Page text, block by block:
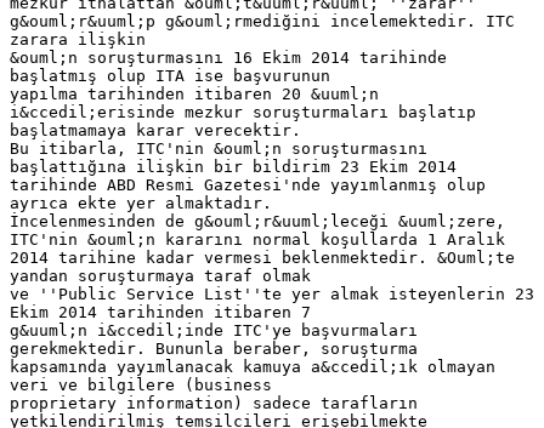
g&ouml;r&uuml;p g&ouml;rmediğini incelemektedir. ITC
zarara ilişkin
&ouml;n soruşturmasını 16 Ekim 2014 tarihinde
başlatmış olup ITA ise başvurunun
yapılma tarihinden itibaren 20 &uuml;n
i&ccedil;erisinde mezkur soruşturmaları başlatıp
başlatmamaya karar verecektir.
Bu itibarla, ITC'nin &ouml;n soruşturmasını
başlattığına ilişkin bir bildirim 23 Ekim 2014
tarihinde ABD Resmi Gazetesi'nde yayımlanmış olup
ayrıca ekte yer almaktadır.
İncelenmesinden de g&ouml;r&uuml;leceği &uuml;zere,
ITC'nin &ouml;n kararını normal koşullarda 1 Aralık
2014 tarihine kadar vermesi beklenmektedir. &Ouml;te
yandan soruşturmaya taraf olmak
ve ''Public Service List''te yer almak isteyenlerin 23
Ekim 2014 tarihinden itibaren 7
g&uuml;n i&ccedil;inde ITC'ye başvurmaları
gerekmektedir. Bununla beraber, soruşturma
kapsamında yayımlanacak kamuya a&ccedil;ık olmayan
veri ve bilgilere (business
proprietary information) sadece tarafların